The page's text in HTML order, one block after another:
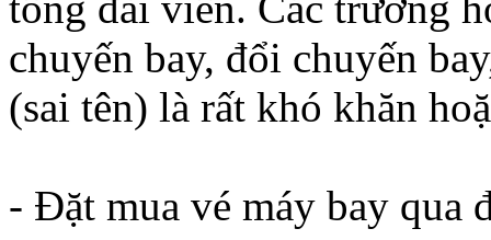
chuyến bay, đổi chuyến
(sai tên) là rất khó khăn
- Đặt mua vé máy bay qua